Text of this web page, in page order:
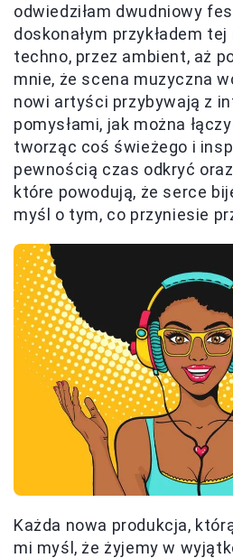
odwiedziłam dwudniowy
doskonałym przykładem
techno, przez ambient, aż
mnie, że scena muzyczna
nowi artyści przybywają z
pomysłami, jak można
tworząc coś świeżego i
pewnością czas odkryć
które powodują, że serce
myśl o tym, co przyniesie
Każda nowa produkcja,
mi myśl, że żyjemy w